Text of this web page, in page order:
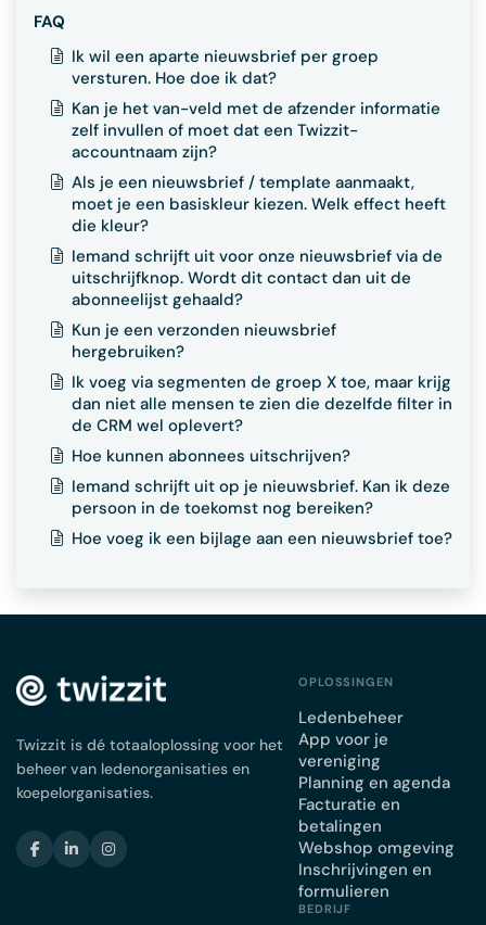
FAQ
Ik wil een aparte nieuwsbrief per groep
versturen. Hoe doe ik dat?
Kan je het van-veld met de afzender informatie
zelf invullen of moet dat een Twizzit-
accountnaam zijn?
Als je een nieuwsbrief / template aanmaakt,
moet je een basiskleur kiezen. Welk effect heeft
die kleur?
Iemand schrijft uit voor onze nieuwsbrief via de
uitschrijfknop. Wordt dit contact dan uit de
abonneelijst gehaald?
Kun je een verzonden nieuwsbrief
hergebruiken?
Ik voeg via segmenten de groep X toe, maar krijg
dan niet alle mensen te zien die dezelfde filter in
de CRM wel oplevert?
Hoe kunnen abonnees uitschrijven?
Iemand schrijft uit op je nieuwsbrief. Kan ik deze
persoon in de toekomst nog bereiken?
Hoe voeg ik een bijlage aan een nieuwsbrief toe?
Twizzit is dé totaaloplossing voor het
beheer van ledenorganisaties en
koepelorganisaties.
OPLOSSINGEN
Ledenbeheer
App voor je
vereniging
Planning en agenda
Facturatie en
betalingen
Webshop omgeving
Inschrijvingen en
formulieren
BEDRIJF